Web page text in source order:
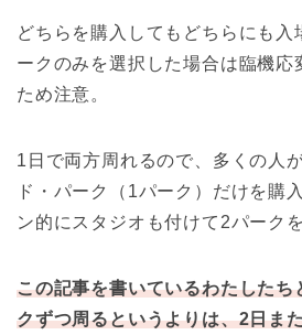
どちらを購入してもどちらにも入
ークのみを選択した場合は臨機応
ため注意。
1日で両方周れるので、多くの人
ド・パーク（1パーク）だけを購
ン的にスタジオも付けて2パーク
この記事を書いているわたしたち
クずつ周るというよりは、2日ま